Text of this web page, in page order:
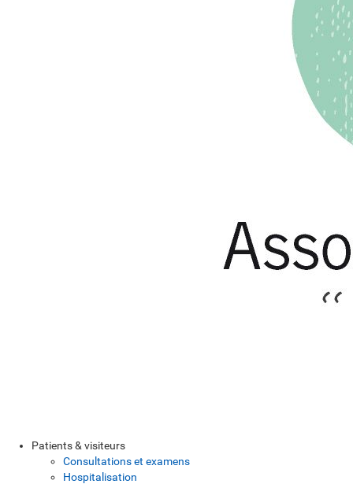
Patients & visiteurs
Consultations et examens
Hospitalisation